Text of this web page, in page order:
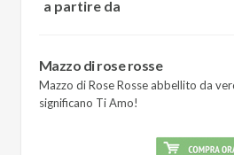
a partire da
Mazzo di rose rosse
Mazzo di Rose Rosse abbellito da
significano Ti Amo!